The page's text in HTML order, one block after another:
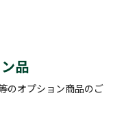
品
のオプション商品のご